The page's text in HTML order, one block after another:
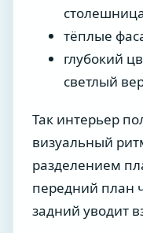
тёплые
глубокий
светлый
Так интерьер
визуальный
разделением
передний план
задний уводит